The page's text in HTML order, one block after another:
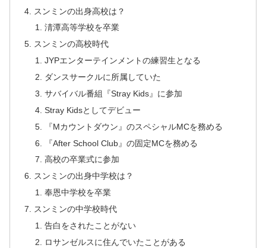
スンミンの出身高校は？
淸潭高等学校を卒業
スンミンの高校時代
JYPエンターテインメントの練習生となる
ダンスサークルに所属していた
サバイバル番組『Stray Kids』に参加
Stray Kidsとしてデビュー
『Mカウントダウン』のスペシャルMCを務める
『After School Club』の固定MCを務める
高校の卒業式に参加
スンミンの出身中学校は？
奉恩中学校を卒業
スンミンの中学校時代
告白をされたことがない
ロサンゼルスに住んでいたことがある